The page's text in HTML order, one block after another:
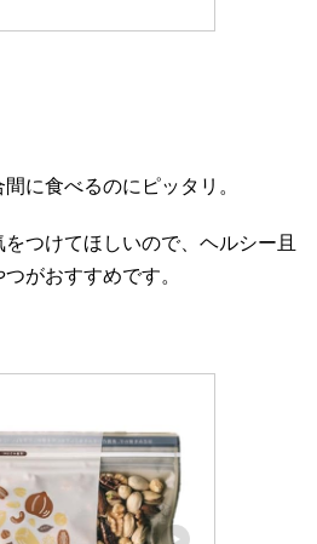
に食べるのにピッタリ。
つけてほしいので、ヘルシー且
がおすすめです。